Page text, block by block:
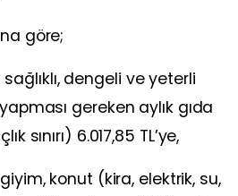
göre;
dengeli ve yeterli
gereken aylık gıda
sınırı) 6.017,85 TL’ye,
konut (kira, elektrik, su,